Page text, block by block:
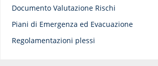
Documento Valutazione Rischi
Piani di Emergenza ed Evacuazione
Regolamentazioni plessi